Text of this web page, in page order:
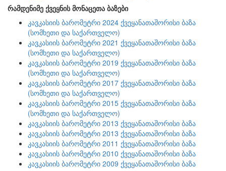
რამდენიმე ქვეყნის მონაცეთა ბაზები
კავკასიის ბარომეტრი 2024 ქვეყანათაშორისი ბაზა
(სომხეთი და საქართველო)
კავკასიის ბარომეტრი 2021 ქვეყანათაშორისი ბაზა
(სომხეთი და საქართველო)
კავკასიის ბარომეტრი 2019 ქვეყანათაშორისი ბაზა
(სომხეთი და საქართველო)
კავკასიის ბარომეტრი 2017 ქვეყანათაშორისი ბაზა
(სომხეთი და საქართველო)
კავკასიის ბარომეტრი 2015 ქვეყანათაშორისი ბაზა
(სომხეთი და საქართველო)
კავკასიის ბარომეტრი 2013 ქვეყანათაშორისი ბაზა
კავკასიის ბარომეტრი 2013 ქვეყანათაშორისი ბაზა
კავკასიის ბარომეტრი 2011 ქვეყანათაშორისი ბაზა
კავკასიის ბარომეტრი 2010 ქვეყანათაშორისი ბაზა
კავკასიის ბარომეტრი 2009 ქვეყანათაშორისი ბაზა